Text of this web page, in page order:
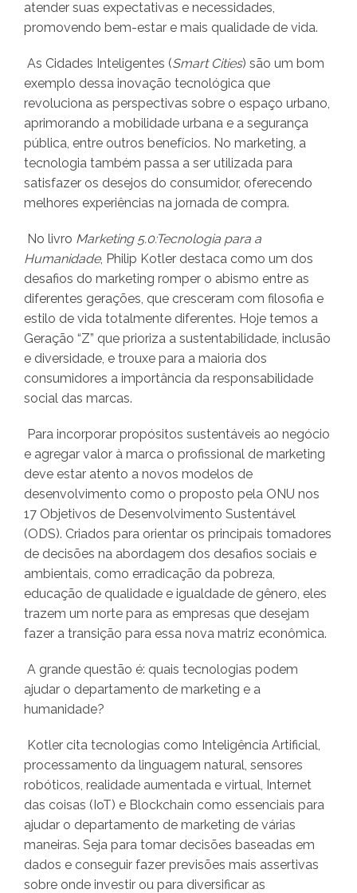
atender suas expectativas e necessidades,
promovendo bem-estar e mais qualidade de vida.
As Cidades Inteligentes (Smart Cities) são um bom
exemplo dessa inovação tecnológica que
revoluciona as perspectivas sobre o espaço urbano,
aprimorando a mobilidade urbana e a segurança
pública, entre outros benefícios. No marketing, a
tecnologia também passa a ser utilizada para
satisfazer os desejos do consumidor, oferecendo
melhores experiências na jornada de compra.
No livro Marketing 5.0:Tecnologia para a
Humanidade, Philip Kotler destaca como um dos
desafios do marketing romper o abismo entre as
diferentes gerações, que cresceram com filosofia e
estilo de vida totalmente diferentes. Hoje temos a
Geração “Z” que prioriza a sustentabilidade, inclusão
e diversidade, e trouxe para a maioria dos
consumidores a importância da responsabilidade
social das marcas.
Para incorporar propósitos sustentáveis ao negócio
e agregar valor à marca o profissional de marketing
deve estar atento a novos modelos de
desenvolvimento como o proposto pela ONU nos
17 Objetivos de Desenvolvimento Sustentável
(ODS). Criados para orientar os principais tomadores
de decisões na abordagem dos desafios sociais e
ambientais, como erradicação da pobreza,
educação de qualidade e igualdade de gênero, eles
trazem um norte para as empresas que desejam
fazer a transição para essa nova matriz econômica.
A grande questão é: quais tecnologias podem
ajudar o departamento de marketing e a
humanidade?
Kotler cita tecnologias como Inteligência Artificial,
processamento da linguagem natural, sensores
robóticos, realidade aumentada e virtual, Internet
das coisas (IoT) e Blockchain como essenciais para
ajudar o departamento de marketing de várias
maneiras. Seja para tomar decisões baseadas em
dados e conseguir fazer previsões mais assertivas
sobre onde investir ou para diversificar as